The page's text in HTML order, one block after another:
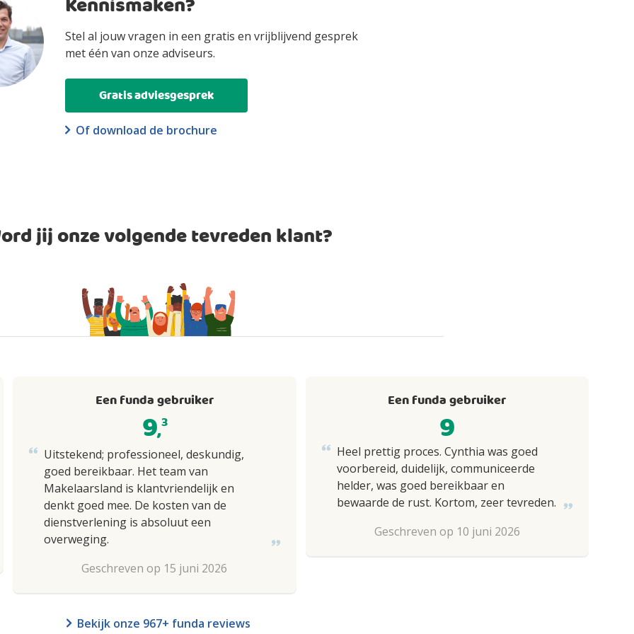
Kennismaken?
Stel al jouw vragen in een gratis en vrijblijvend gesprek
met één van onze adviseurs.
Gratis adviesgesprek
Of download de brochure
jij onze volgende tevreden klant?
Een funda gebruiker
9,3
Uitstekend; professioneel, deskundig,
goed bereikbaar. Het team van
Makelaarsland is klantvriendelijk en
denkt goed mee. De kosten van de
dienstverlening is absoluut een
overweging.
Geschreven op 15 juni 2026
Een funda gebruiker
9
Heel prettig proces. Cynthia was goed
voorbereid, duidelijk, communiceerde
helder, was goed bereikbaar en
bewaarde de rust. Kortom, zeer tevreden.
Geschreven op 10 juni 2026
Bekijk onze 967+ funda reviews